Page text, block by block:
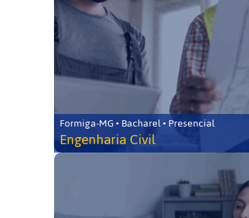
Formiga-MG • Bacharel • Presencial
Engenharia Civil